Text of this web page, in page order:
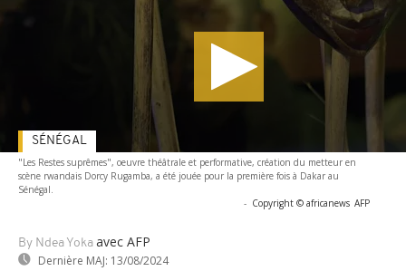
"Les Restes suprêmes", oeuvre théâtrale et performative, création du metteur en
scène rwandais Dorcy Rugamba, a été jouée pour la première fois à Dakar au
Sénégal.
- Copyright © africanews AFP
By Ndea Yoka avec AFP
Dernière MAJ: 13/08/2024
SÉNÉGAL